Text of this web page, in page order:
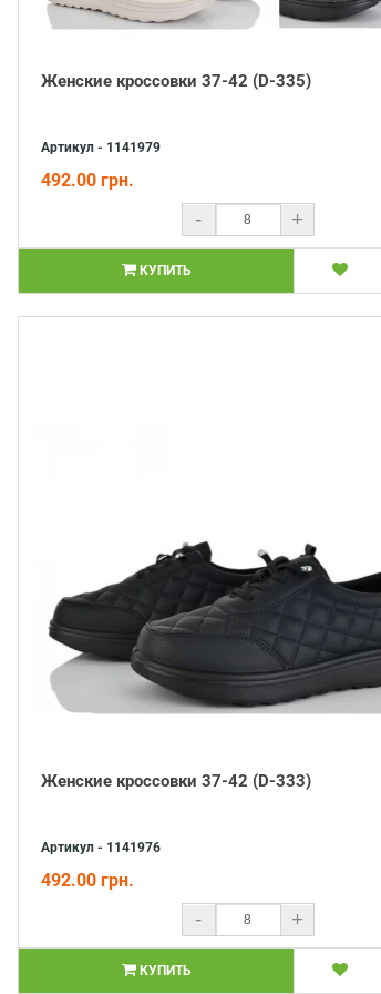
Женские кроссовки 37-42 (D-335)
Артикул - 1141979
492.00 грн.
- +
КУПИТЬ
Женские кроссовки 37-42 (D-333)
Артикул - 1141976
492.00 грн.
- +
КУПИТЬ